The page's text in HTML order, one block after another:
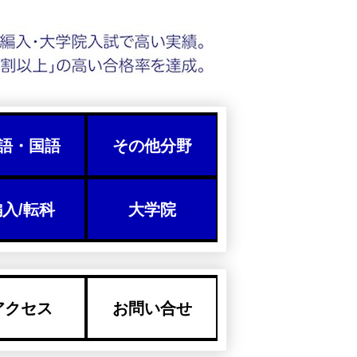
・国語 その他分野
/転科 大学院
クセス お問い合せ